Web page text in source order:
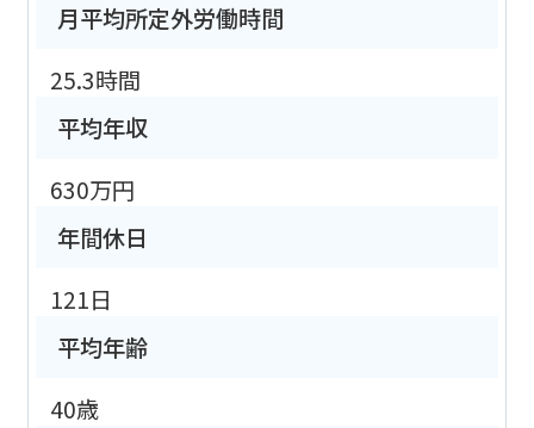
月平均所定外労働時間
25.3時間
平均年収
630万円
年間休日
121日
平均年齢
40歳